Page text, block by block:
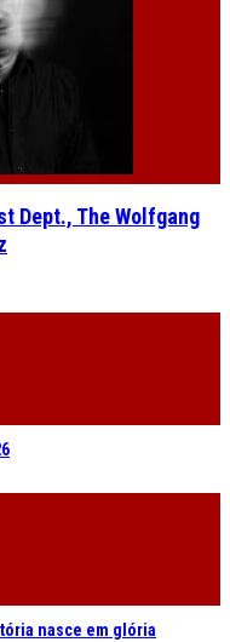
Dept., The Wolfgang
nasce em glória